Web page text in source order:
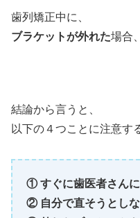
歯列矯正中に、
ブラケットが外れた場合
結論から言うと、
以下の４つことに注意す
① すぐに歯医者さん
② 自分で直そうとし